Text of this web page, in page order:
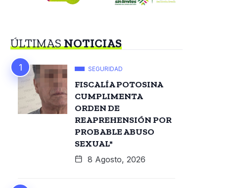
ÚLTIMASNOTICIAS
SEGURIDAD
FISCALÍA POTOSINA
CUMPLIMENTA
ORDEN DE
REAPREHENSIÓN POR
PROBABLE ABUSO
SEXUAL*
8 Agosto, 2026